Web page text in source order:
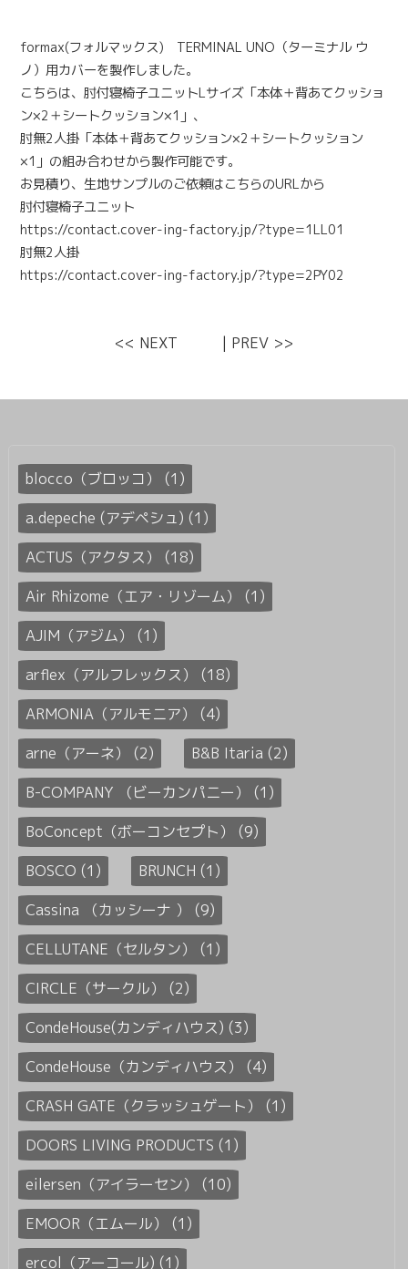
formax(フォルマックス) TERMINAL UNO（ターミナル ウ
ノ）用カバーを製作しました。
こちらは、肘付寝椅子ユニットLサイズ「本体＋背あてクッショ
ン×2＋シートクッション×1」、
肘無2人掛「本体＋背あてクッション×2＋シートクッション
×1」 の組み合わせから製作可能です。
お見積り、生地サンプルのご依頼はこちらのURLから
肘付寝椅子ユニット
https://contact.cover-ing-factory.jp/?type=1LL01
肘無2人掛
https://contact.cover-ing-factory.jp/?type=2PY02
<< NEXT | PREV >>
blocco（ブロッコ） (1)
a.depeche (アデペシュ) (1)
ACTUS（アクタス） (18)
Air Rhizome（エア・リゾーム） (1)
AJIM（アジム） (1)
arflex（アルフレックス） (18)
ARMONIA（アルモニア） (4)
arne（アーネ） (2)
B&B Itaria (2)
B-COMPANY （ビーカンパニー） (1)
BoConcept（ボーコンセプト） (9)
BOSCO (1)
BRUNCH (1)
Cassina （カッシーナ ） (9)
CELLUTANE（セルタン） (1)
CIRCLE（サークル） (2)
CondeHouse(カンディハウス) (3)
CondeHouse（カンディハウス） (4)
CRASH GATE（クラッシュゲート） (1)
DOORS LIVING PRODUCTS (1)
eilersen（アイラーセン） (10)
EMOOR（エムール） (1)
ercol（アーコール) (1)